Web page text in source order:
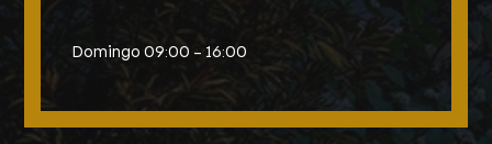
Domingo 09:00 – 16:00